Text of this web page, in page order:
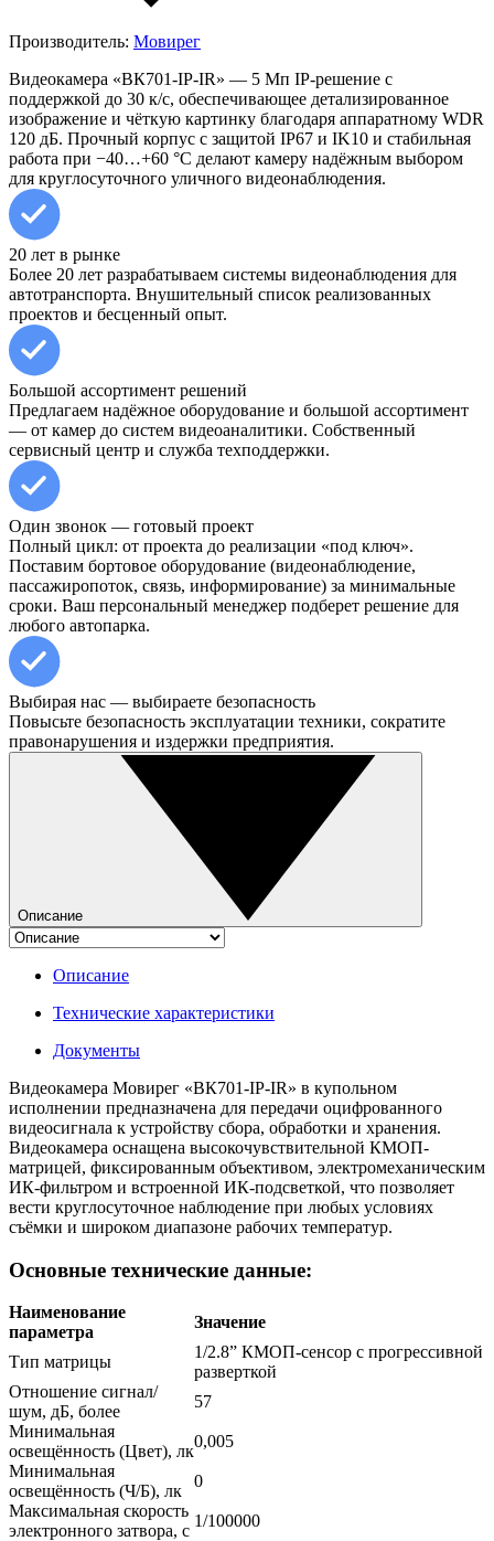
Производитель: Мовирег
Видеокамера «ВК701-IP-IR» — 5 Мп IP-решение с
поддержкой до 30 к/с, обеспечивающее детализированное
изображение и чёткую картинку благодаря аппаратному WDR
120 дБ. Прочный корпус с защитой IP67 и IK10 и стабильная
работа при −40…+60 °C делают камеру надёжным выбором
для круглосуточного уличного видеонаблюдения.
20 лет в рынке
Более 20 лет разрабатываем системы видеонаблюдения для
автотранспорта. Внушительный список реализованных
проектов и бесценный опыт.
Большой ассортимент решений
Предлагаем надёжное оборудование и большой ассортимент
— от камер до систем видеоаналитики. Собственный
сервисный центр и служба техподдержки.
Один звонок — готовый проект
Полный цикл: от проекта до реализации «под ключ».
Поставим бортовое оборудование (видеонаблюдение,
пассажиропоток, связь, информирование) за минимальные
сроки. Ваш персональный менеджер подберет решение для
любого автопарка.
Выбирая нас — выбираете безопасность
Повысьте безопасность эксплуатации техники, сократите
правонарушения и издержки предприятия.
Описание
Описание
Технические характеристики
Документы
Видеокамера Мовирег «ВК701-IP-IR» в купольном
исполнении предназначена для передачи оцифрованного
видеосигнала к устройству сбора, обработки и хранения.
Видеокамера оснащена высокочувствительной КМОП-
матрицей, фиксированным объективом, электромеханическим
ИК-фильтром и встроенной ИК-подсветкой, что позволяет
вести круглосуточное наблюдение при любых условиях
съёмки и широком диапазоне рабочих температур.
Основные технические данные:
Наименование
параметра
Значение
Тип матрицы
1/2.8” КМОП-сенсор с прогрессивной
разверткой
Отношение сигнал/
шум, дБ, более
57
Минимальная
освещённость (Цвет), лк
0,005
Минимальная
освещённость (Ч/Б), лк
0
Максимальная скорость
электронного затвора, с
1/100000